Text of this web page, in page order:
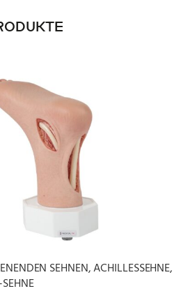
SEHNEN, ACHILLESSEHNE, T